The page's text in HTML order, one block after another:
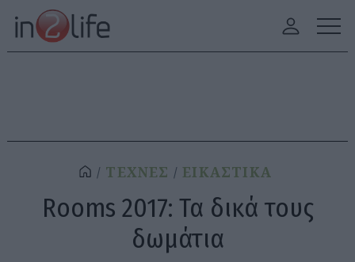
ΤΕΧΝΕΣ ΕΙΚΑΣΤΙΚΑ
Rooms 2017: Τα δικά τους
δωμάτια